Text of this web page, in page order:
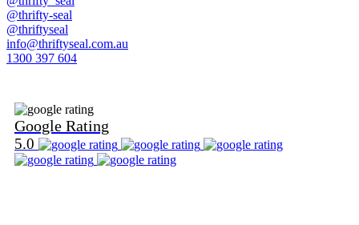
@thrifty-seal
@thriftyseal
info@thriftyseal.com.au
1300 397 604
Google Rating
5.0